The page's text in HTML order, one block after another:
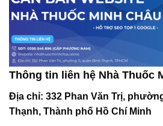
Thông tin liên hệ Nhà Thuốc
Địa chỉ: 332 Phan Văn Trị,
Thạnh, Thành phố Hồ Chí Minh